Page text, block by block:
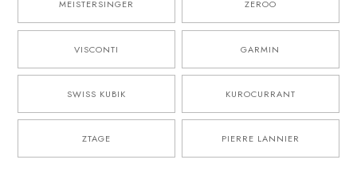
MEISTERSINGER ZEROO
VISCONTI GARMIN
SWISS KUBIK KUROCURRANT
ZTAGE PIERRE LANNIER